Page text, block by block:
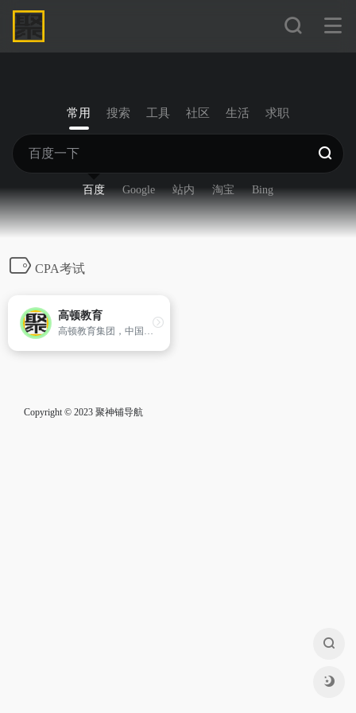
常用 搜索 工具 社区 生活 求职
百度 Google 站内 淘宝 Bing
CPA考试
高顿教育
高顿教育集团，中国财经教育创导者。目前，已在全球50多座城市开设近150家分校及学习中心，累计获得百余项荣誉。加入高顿，与全球600万同学一起实现梦想的职业生涯！
Copyright © 2023 聚神铺导航